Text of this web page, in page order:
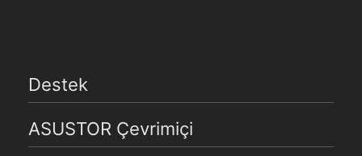
Destek
ASUSTOR Çevrimiçi